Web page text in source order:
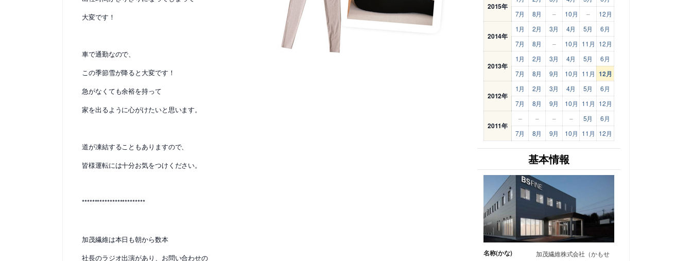
大変です！
車で通勤なので、
この季節雪が降ると大変です！
急がなくても余裕を持って
家を出るように心がけたいと思います。
道が凍結することもありますので、
皆様運転には十分お気をつけください。
*************************
加茂繊維は本日も朝から数本
社長のラジオ出演があり、お問い合わせの
2015年
7月
8月 – 10月 – 12月
2014年
1月 2月 3月 4月 5月
6月
7月
8月 – 10月 11月 12月
2013年
1月 2月 3月 4月 5月
6月
7月
8月 9月 10月 11月 12月
2012年
1月 2月 3月 4月 5月
6月
7月
8月 9月 10月 11月 12月
2011年
– – – – 5月
6月
7月
8月 9月 10月 11月 12月
基本情報
名称(かな)
加茂繊維株式会社（かもせ